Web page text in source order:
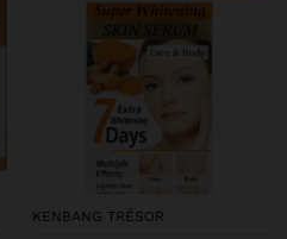
KENBANG TRÉSOR